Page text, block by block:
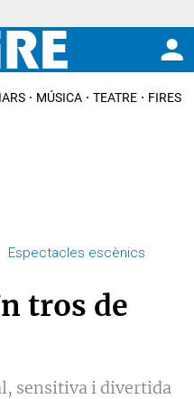
MÚSICA TEATRE FIRES I
escènics
tros de
sensitiva i divertida